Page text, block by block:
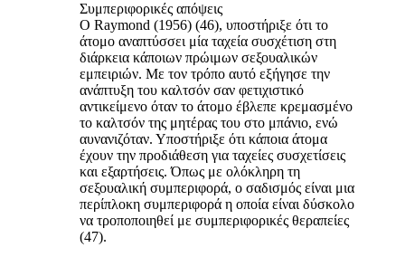
Συμπεριφορικές απόψεις
Ο Raymond (1956) (46), υποστήριξε ότι το
άτομο αναπτύσσει μία ταχεία συσχέτιση στη
διάρκεια κάποιων πρώιμων σεξουαλικών
εμπειριών. Με τον τρόπο αυτό εξήγησε την
ανάπτυξη του καλτσόν σαν φετιχιστικό
αντικείμενο όταν το άτομο έβλεπε κρεμασμένο
το καλτσόν της μητέρας του στο μπάνιο, ενώ
αυνανιζόταν. Υποστήριξε ότι κάποια άτομα
έχουν την προδιάθεση για ταχείες συσχετίσεις
και εξαρτήσεις. Όπως με ολόκληρη τη
σεξουαλική συμπεριφορά, ο σαδισμός είναι μια
περίπλοκη συμπεριφορά η οποία είναι δύσκολο
να τροποποιηθεί με συμπεριφορικές θεραπείες
(47).